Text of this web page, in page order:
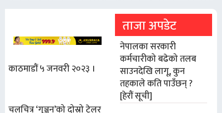
काठमाडौं ५ जनवरी २०२३ ।
चलचित्र ‘गुञ्जन’को दोस्रो ट्रेलर
ताजा अपडेट
नेपालका सरकारी
कर्मचारीको बढेको तलब
साउनदेखि लागू, कुन
तहकाले कति पाउँछन् ?
[हेरौं सूची]